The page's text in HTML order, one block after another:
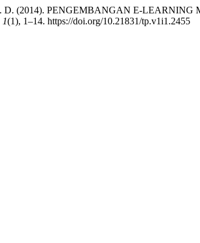
D. (2014). PENGEMBANGAN E-
1(1), 1–14. https://doi.org/10.21831/tp.v1i1.2455